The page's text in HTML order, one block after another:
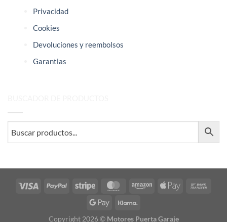
Privacidad
Cookies
Devoluciones y reembolsos
Garantias
Visa PayPal Stripe MasterCardAmazonApple
Google
Pay
Copyright 2026 © Motores Puerta Garaje